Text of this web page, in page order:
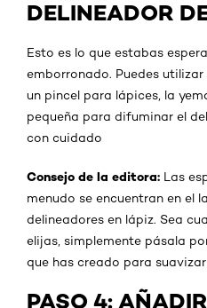
DELINEADOR
Esto es lo que estabas
emborronado. Puedes utilizar
un pincel para lápices, la
pequeña para difuminar el
con cuidado
Consejo de la editora: Las
menudo se encuentran en el
delineadores en lápiz. Sea
elijas, simplemente pásala
que has creado para
PASO 4: